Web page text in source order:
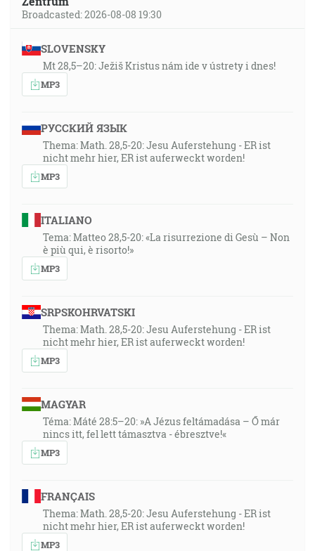
Broadcasted: 2026-08-08 19:30
SLOVENSKY
Mt 28,5–20: Ježiš Kristus nám ide v ústrety i dnes!
MP3
РУССКИЙ ЯЗЫК
Thema: Math. 28,5-20: Jesu Auferstehung - ER ist
nicht mehr hier, ER ist auferweckt worden!
MP3
ITALIANO
Tema: Matteo 28,5-20: «La risurrezione di Gesù – Non
è più qui, è risorto!»
MP3
SRPSKOHRVATSKI
Thema: Math. 28,5-20: Jesu Auferstehung - ER ist
nicht mehr hier, ER ist auferweckt worden!
MP3
MAGYAR
Téma: Máté 28:5–20: »A Jézus feltámadása – Ő már
nincs itt, fel lett támasztva - ébresztve!«
MP3
FRANÇAIS
Thema: Math. 28,5-20: Jesu Auferstehung - ER ist
nicht mehr hier, ER ist auferweckt worden!
MP3